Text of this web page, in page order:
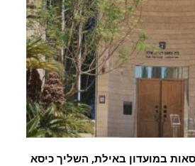
במועדון באילת, השליך כיסא